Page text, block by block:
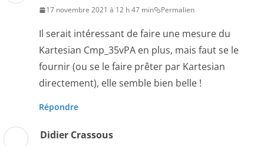
17 novembre 2021 à 12 h 47 min Permalien
Il serait intéressant de faire une mesure du
Kartesian Cmp_35vPA en plus, mais faut se le
fournir (ou se le faire prêter par Kartesian
directement), elle semble bien belle !
Répondre
Didier Crassous